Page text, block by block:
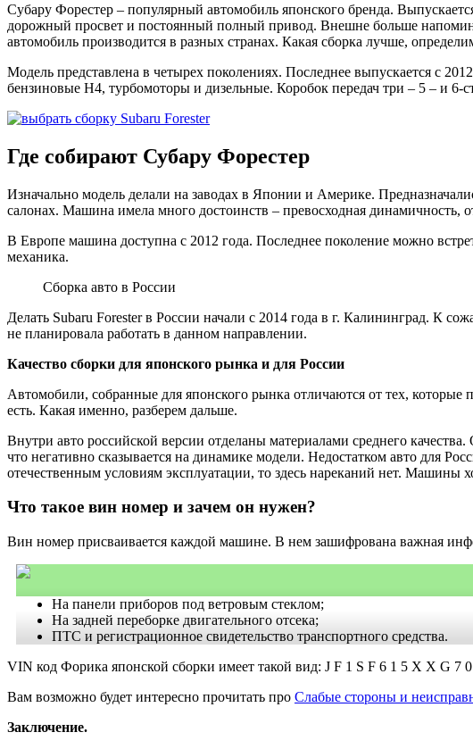
Субару Форестер – популярный автомобиль японского бренда.
дорожный просвет и постоянный полный привод. Внешне больше
автомобиль производится в разных странах. Какая сборка лучше,
Модель представлена в четырех поколениях. Последнее выпускается с
бензиновые Н4, турбомоторы и дизельные. Коробок передач три – 5 – и 6-
Где собирают Субару Форестер
Изначально модель делали на заводах в Японии и Америке.
салонах. Машина имела много достоинств – превосходная динамичность,
В Европе машина доступна с 2012 года. Последнее поколение можно
механика.
Сборка авто в России
Делать Subaru Forester в России начали с 2014 года в г. Калининград. К
не планировала работать в данном направлении.
Качество сборки для японского рынка и для России
Автомобили, собранные для японского рынка отличаются от тех,
есть. Какая именно, разберем дальше.
Внутри авто российской версии отделаны материалами среднего
что негативно сказывается на динамике модели. Недостатком авто для
отечественным условиям эксплуатации, то здесь нареканий нет. Машины
Что такое вин номер и зачем он нужен?
Вин номер присваивается каждой машине. В нем зашифрована важная
На панели приборов под ветровым стеклом;
На задней переборке двигательного отсека;
ПТС и регистрационное свидетельство транспортного средства.
VIN код Форика японской сборки имеет такой вид: J F 1 S F 6 1 5 X X G 7
Вам возможно будет интересно прочитать про Слабые стороны и
Заключение.